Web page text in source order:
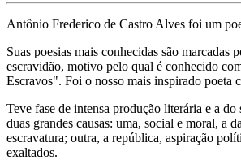
Antônio Frederico de Castro Alves foi um
Suas poesias mais conhecidas são marcadas
escravidão, motivo pelo qual é conhecido
Escravos". Foi o nosso mais inspirado poeta
Teve fase de intensa produção literária e a do
duas grandes causas: uma, social e moral, a
escravatura; outra, a república, aspiração
exaltados.